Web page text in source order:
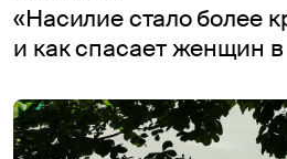
«Насилие стало более
и как спасает женщин